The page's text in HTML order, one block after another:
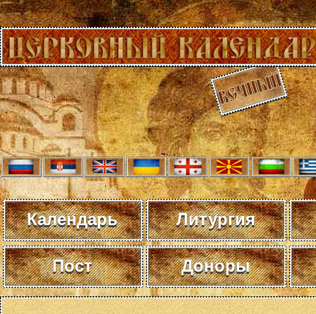
Календарь Литургия
Пост Доноры